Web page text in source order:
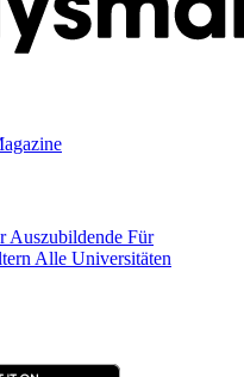
Auszubildende Für
Alle Universitäten